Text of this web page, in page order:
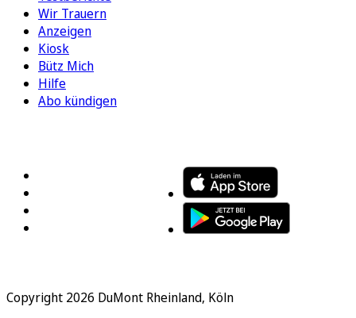
Wir Trauern
Anzeigen
Kiosk
Bütz Mich
Hilfe
Abo kündigen
Copyright 2026 DuMont Rheinland, Köln